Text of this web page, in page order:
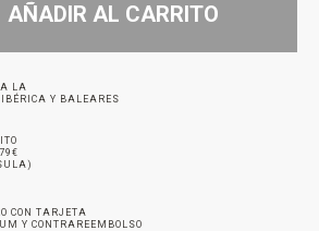
AÑADIR AL CARRITO
LA
Y BALEARES
CON TARJETA
Y CONTRAREEMBOLSO